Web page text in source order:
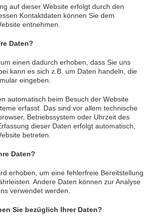
auf dieser Website erfolgt durch den
Kontaktdaten können Sie dem
entnehmen.
Daten?
einen dadurch erhoben, dass Sie uns
kann es sich z.B. um Daten handeln, die
eingeben.
automatisch beim Besuch der Website
erfasst. Das sind vor allem technische
Betriebssystem oder Uhrzeit des
dieser Daten erfolgt automatisch,
betreten.
Daten?
erhoben, um eine fehlerfreie Bereitstellung
Andere Daten können zur Analyse
verwendet werden.
Sie bezüglich Ihrer Daten?